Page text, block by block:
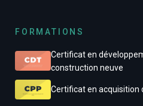
FORMATIONS
Certificat en
construction neuve
Certificat en acquisition